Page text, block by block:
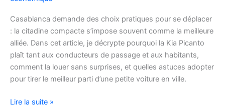
Casablanca demande des choix pratiques pour se déplacer
: la citadine compacte s’impose souvent comme la meilleure
alliée. Dans cet article, je décrypte pourquoi la Kia Picanto
plaît tant aux conducteurs de passage et aux habitants,
comment la louer sans surprises, et quelles astuces adopter
pour tirer le meilleur parti d’une petite voiture en ville.
louez
Lire la suite »